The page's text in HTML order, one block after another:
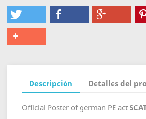
Descripción Detalles del
Official Poster of german PE act